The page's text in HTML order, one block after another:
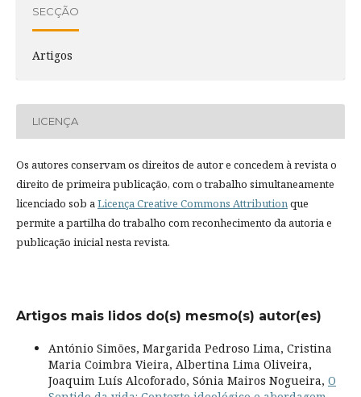
SECÇÃO
Artigos
LICENÇA
Os autores conservam os direitos de autor e concedem à revista o
direito de primeira publicação, com o trabalho simultaneamente
licenciado sob aLicença Creative Commons Attributionque
permite a partilha do trabalho com reconhecimento da autoria e
publicação inicial nesta revista.
Artigos mais lidos do(s) mesmo(s) autor(es)
António Simões, Margarida Pedroso Lima, Cristina
Maria Coimbra Vieira, Albertina Lima Oliveira,
Joaquim Luís Alcoforado, Sónia Mairos Nogueira, O